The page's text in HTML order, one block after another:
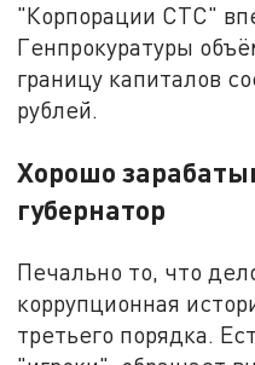
"Корпорации СТС"
Генпрокуратуры
границу капиталов
рублей.
Хорошо
губернатор
Печально то, что
коррупционная
третьего порядка.